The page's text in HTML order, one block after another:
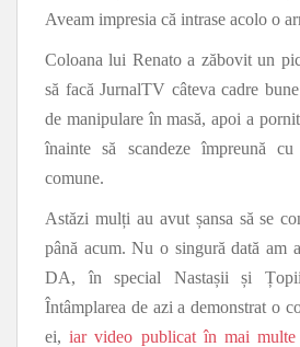
Aveam impresia că intrase acolo o
Coloana lui Renato a zăbovit un
să facă JurnalTV câteva cadre
de manipulare în masă, apoi a
înainte să scandeze împreună
comune.
Astăzi mulți au avut șansa să se
până acum. Nu o singură dată am
DA, în special Nastașii și
Întâmplarea de azi a demonstrat o
ei,iar video publicat în mai multe